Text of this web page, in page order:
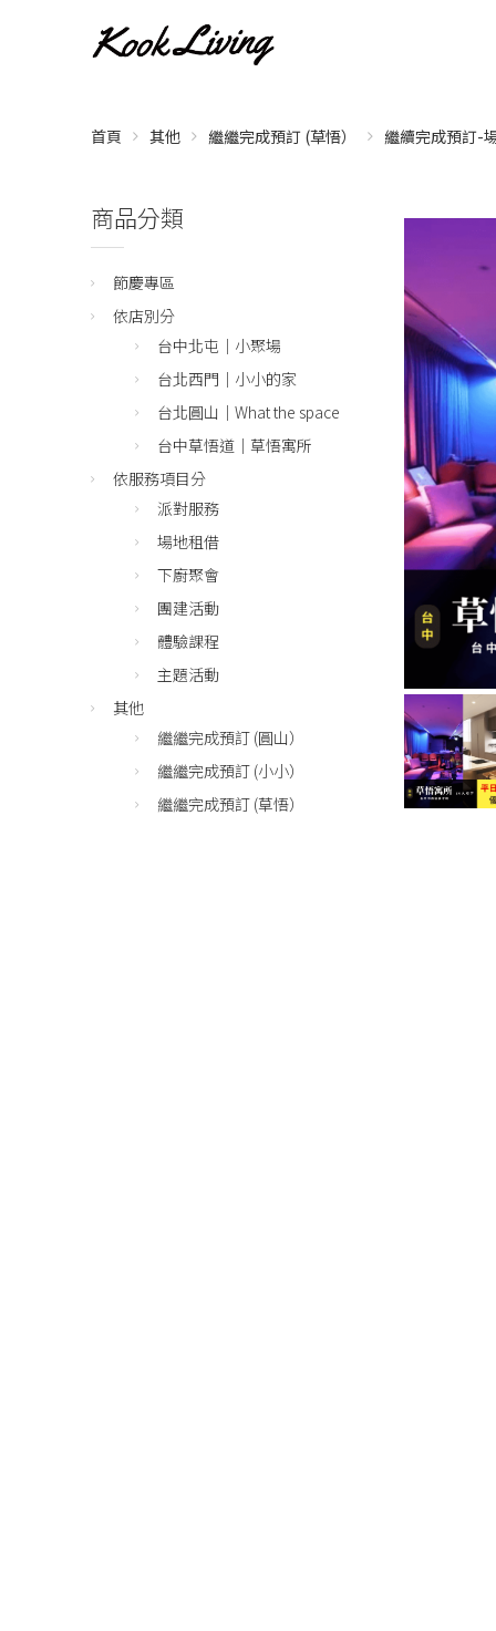
首頁 其他 繼繼完成預訂 (草悟） 繼續完成預訂-
商品分類
節慶專區
依店別分
台中北屯｜小聚場
台北西門｜小小的家
台北圓山｜What the space
台中草悟道｜草悟寓所
依服務項目分
派對服務
場地租借
下廚聚會
團建活動
體驗課程
主題活動
其他
繼繼完成預訂 (圓山）
繼繼完成預訂 (小小）
繼繼完成預訂 (草悟）